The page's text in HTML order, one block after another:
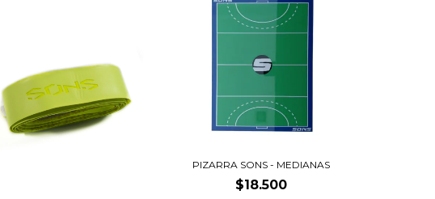
PIZARRA SONS - MEDIANAS
$18.500